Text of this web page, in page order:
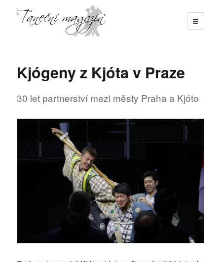
☰
Kjógeny z Kjóta v Praze
30 let partnerství mezi městy Praha a Kjóto